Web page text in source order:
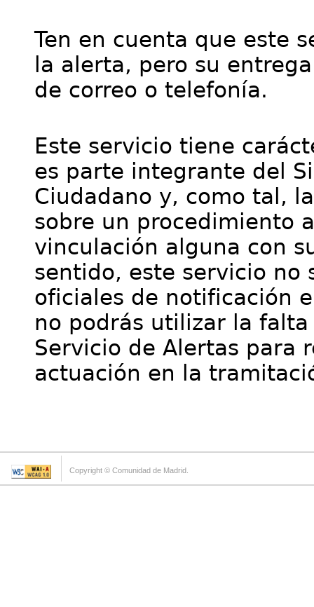
Ten en cuenta que este
la alerta, pero su
de correo o telefonía.
Este servicio tiene
es parte integrante del
Ciudadano y, como tal,
sobre un procedimiento
vinculación alguna con
sentido, este servicio no
oficiales de notificación
no podrás utilizar la
Servicio de Alertas para
actuación en la
Copyright © Comunidad de Madrid.